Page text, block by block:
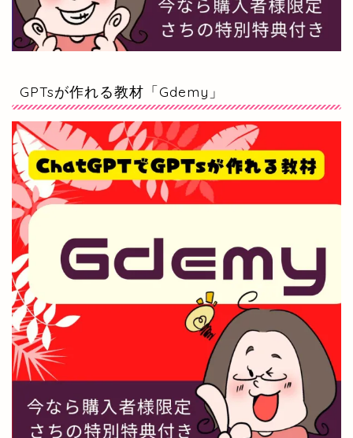
GPTsが作れる教材「Gdemy」